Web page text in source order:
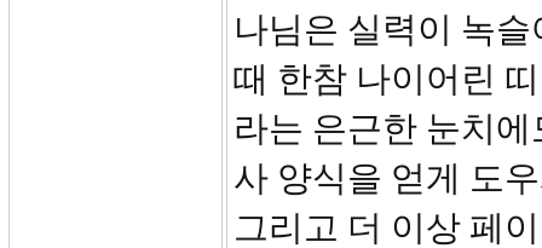
나님은 실력이 녹
때 한참 나이어린
라는 은근한 눈치
사 양식을 얻게 도
그리고 더 이상 페